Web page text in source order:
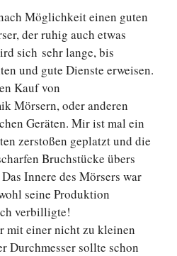
Möglichkeit einen guten
der ruhig auch etwas
sich sehr lange, bis
und gute Dienste erweisen.
Kauf von
Mörsern, oder anderen
Geräten. Mir ist mal ein
zerstoßen geplatzt und die
Bruchstücke übers
Innere des Mörsers war
seine Produktion
verbilligte!
mit einer nicht zu kleinen
Durchmesser sollte schon